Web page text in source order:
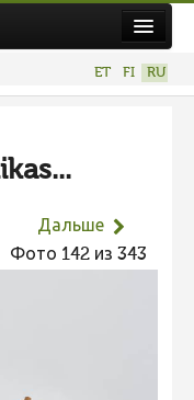
ET FI RU
Дальше
Фото 142 из 343